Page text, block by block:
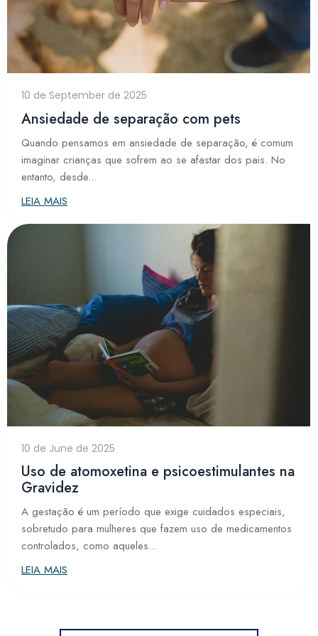
10 de September de 2025
Ansiedade de separação com pets
Quando pensamos em ansiedade de separação, é comum
imaginar crianças que sofrem ao se afastar dos pais. No
entanto, desde...
LEIA MAIS
10 de June de 2025
Uso de atomoxetina e psicoestimulantes na
Gravidez
A gestação é um período que exige cuidados especiais,
sobretudo para mulheres que fazem uso de medicamentos
controlados, como aqueles...
LEIA MAIS